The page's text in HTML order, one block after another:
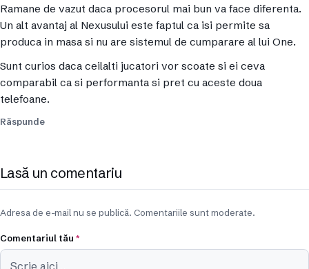
Ramane de vazut daca procesorul mai bun va face diferenta.
Un alt avantaj al Nexusului este faptul ca isi permite sa
produca in masa si nu are sistemul de cumparare al lui One.
Sunt curios daca ceilalti jucatori vor scoate si ei ceva
comparabil ca si performanta si pret cu aceste doua
telefoane.
Răspunde
Lasă un comentariu
Adresa de e-mail nu se publică. Comentariile sunt moderate.
Comentariul tău *